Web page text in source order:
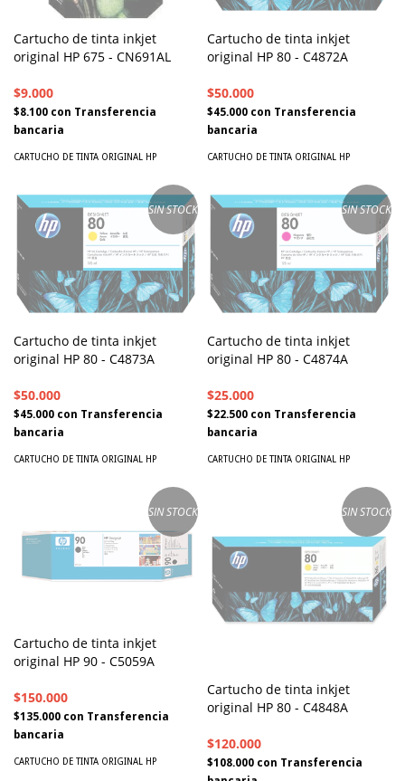
Cartucho de tinta inkjet
original HP 675 - CN691AL
$9.000
$8.100 con Transferencia
bancaria
CARTUCHO DE TINTA ORIGINAL HP
Cartucho de tinta inkjet
original HP 80 - C4872A
$50.000
$45.000 con Transferencia
bancaria
CARTUCHO DE TINTA ORIGINAL HP
SIN STOCK
Cartucho de tinta inkjet
original HP 80 - C4873A
$50.000
$45.000 con Transferencia
bancaria
CARTUCHO DE TINTA ORIGINAL HP
SIN STOCK
Cartucho de tinta inkjet
original HP 80 - C4874A
$25.000
$22.500 con Transferencia
bancaria
CARTUCHO DE TINTA ORIGINAL HP
SIN STOCK
Cartucho de tinta inkjet
original HP 90 - C5059A
$150.000
$135.000 con Transferencia
bancaria
CARTUCHO DE TINTA ORIGINAL HP
SIN STOCK
Cartucho de tinta inkjet
original HP 80 - C4848A
$120.000
$108.000 con Transferencia